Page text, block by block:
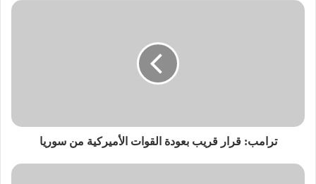
ترامب: قرار قريب بعودة القوات الأميركية من سوريا